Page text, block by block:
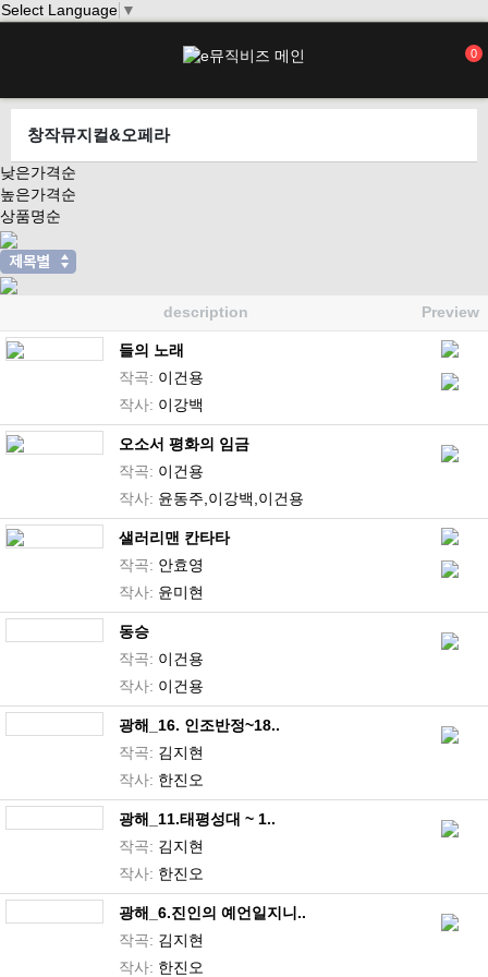
Select Language ▼
0
창작뮤지컬&오페라
낮은가격순
높은가격순
상품명순
description Preview
들의 노래
작곡: 이건용
작사: 이강백
오소서 평화의 임금
작곡: 이건용
작사: 윤동주,이강백,이건용
샐러리맨 칸타타
작곡: 안효영
작사: 윤미현
동승
작곡: 이건용
작사: 이건용
광해_16. 인조반정~18..
작곡: 김지현
작사: 한진오
광해_11.태평성대 ~ 1..
작곡: 김지현
작사: 한진오
광해_6.진인의 예언일지니..
작곡: 김지현
작사: 한진오